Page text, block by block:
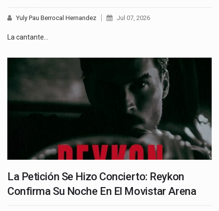
Yuly Pau Berrocal Hernandez Jul 07, 2026
La cantante…
La Petición Se Hizo Concierto: Reykon
Confirma Su Noche En El Movistar Arena